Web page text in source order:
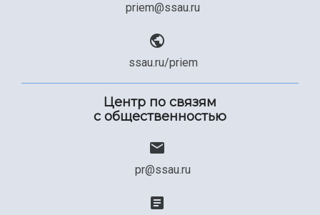
priem@ssau.ru
ssau.ru/priem
Центр по связям
с общественностью
pr@ssau.ru